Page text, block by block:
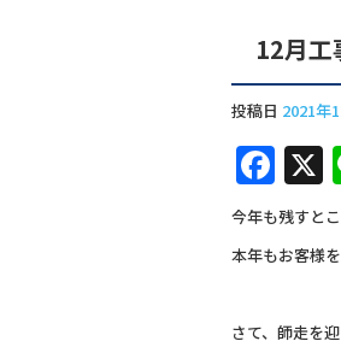
12月工
投稿日 2021年
F
a
c
e
b
今年も残すと
本年もお客様
さて、師走を